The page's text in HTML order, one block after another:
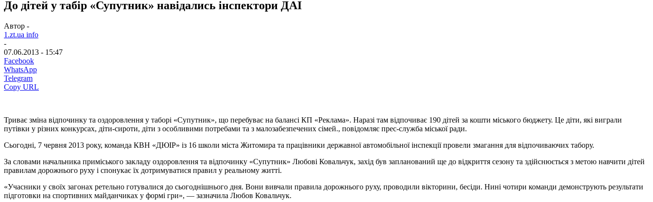
До дітей у табір «Супутник» навідались інспектори ДАІ
Автор -
1.zt.ua info
-
07.06.2013 - 15:47
Facebook
WhatsApp
Telegram
Copy URL
Триває зміна відпочинку та оздоровлення у таборі «Супутник», що перебуває на балансі КП «Реклама». Наразі там відпочиває 190 дітей за кошти міського бюджету. Це діти, які виграли
путівки у різних конкурсах, діти-сироти, діти з особливими потребами та з малозабезпечених сімей., повідомляє прес-служба міської ради.
Сьогодні, 7 червня 2013 року, команда КВН «ДЮІР» із 16 школи міста Житомира та працівники державної автомобільної інспекції провели змагання для відпочиваючих табору.
За словами начальника приміського закладу оздоровлення та відпочинку «Супутник» Любові Ковальчук, захід був запланований ще до відкриття сезону та здійснюється з метою навчити дітей
правилам дорожнього руху і спонукає їх дотримуватися правил у реальному житті.
«Учасники у своїх загонах ретельно готувалися до сьогоднішнього дня. Вони вивчали правила дорожнього руху, проводили вікторини, бесіди. Нині чотири команди демонструють результати
підготовки на спортивних майданчиках у формі гри», — зазначила Любов Ковальчук.